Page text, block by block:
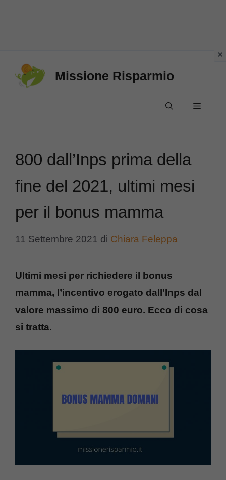
Missione Risparmio
Menu
800 dall’Inps prima della
fine del 2021, ultimi mesi
per il bonus mamma
11 Settembre 2021 di Chiara Feleppa
Ultimi mesi per richiedere il bonus
mamma, l’incentivo erogato dall’Inps dal
valore massimo di 800 euro. Ecco di cosa
si tratta.